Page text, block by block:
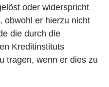
oder widerspricht
obwohl er hierzu nicht
die durch die
Kreditinstituts
tragen, wenn er dies zu